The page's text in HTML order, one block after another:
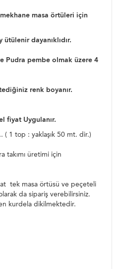
masa örtüleri için
ütülenir dayanıklıdır.
Pudra pembe olmak üzere 4
renk boyanır.
fiyat Uygulanır.
( 1 top : yaklaşık 50 mt. dir.)
takımı üretimi için
tek masa örtüsü ve peçeteli
da sipariş verebilirsiniz.
kurdela dikilmektedir.